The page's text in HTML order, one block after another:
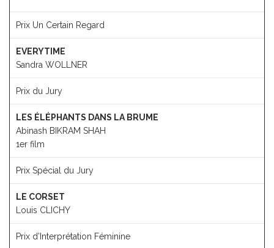
Prix Un Certain Regard
EVERYTIME
Sandra WOLLNER
Prix du Jury
LES ÉLÉPHANTS DANS LA BRUME
Abinash BIKRAM SHAH
1er film
Prix Spécial du Jury
LE CORSET
Louis CLICHY
Prix d’Interprétation Féminine